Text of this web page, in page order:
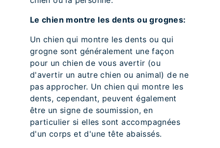
Le chien montre les dents ou grognes:
Un chien qui montre les dents ou qui
grogne sont généralement une façon
pour un chien de vous avertir (ou
d'avertir un autre chien ou animal) de ne
pas approcher. Un chien qui montre les
dents, cependant, peuvent également
être un signe de soumission, en
particulier si elles sont accompagnées
d'un corps et d'une tête abaissés.